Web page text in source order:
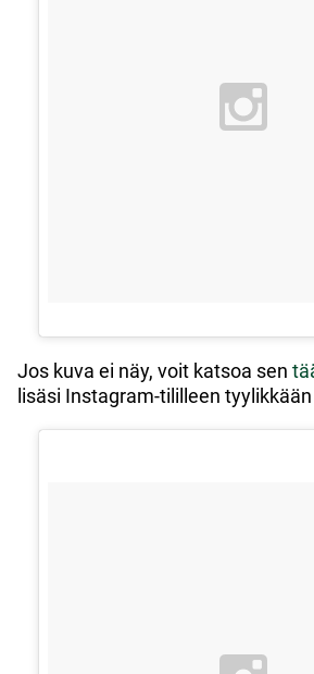
Jos kuva ei näy, voit katsoa sen
lisäsi Instagram-tililleen